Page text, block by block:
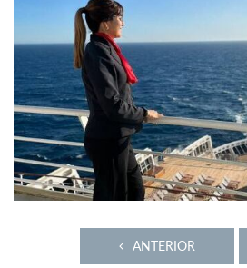
ANTERIOR